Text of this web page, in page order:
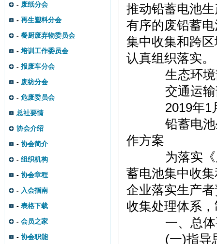
- 废纸分会
- 再生塑料分会
- 餐厨废弃物委员会
-培训工作委员会
- 报废车分会
- 废纺分会
- 危废委员会
总社要情
协会介绍
- 协会简介
- 组织机构
- 协会章程
- 入会指南
- 表格下载
- 会员之家
- 协会职能
推动铅蓄电池
有序的废铅蓄
集中收集和跨
认真组织落实。
生态环境
交通运输
2019年1
铅蓄电池
作方案
为落实《
蓄电池集中收
企业落实生产
收集处理体系
一、总体
(一)指导